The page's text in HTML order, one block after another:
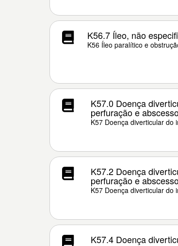
K56.7 Íleo, não
K56 Íleo paralítico e
K57.0 Doença
perfuração e
K57 Doença diverticular do
K57.2 Doença
perfuração e
K57 Doença diverticular do
K57.4 Doença